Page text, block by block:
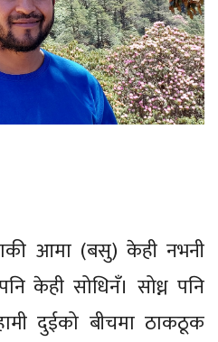
आमा (बसु) केही नभनी
केही सोधिनँ। सोध्न पनि
दुईको बीचमा ठाकठूक